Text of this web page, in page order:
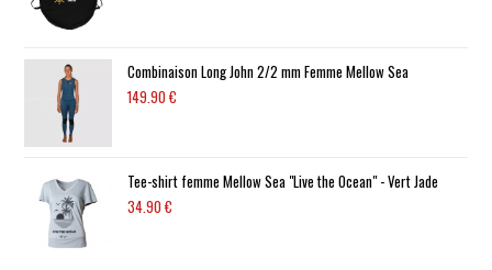
Combinaison Long John 2/2 mm Femme Mellow Sea
149.90€
Tee-shirt femme Mellow Sea "Live the Ocean" - Vert Jade
34.90€